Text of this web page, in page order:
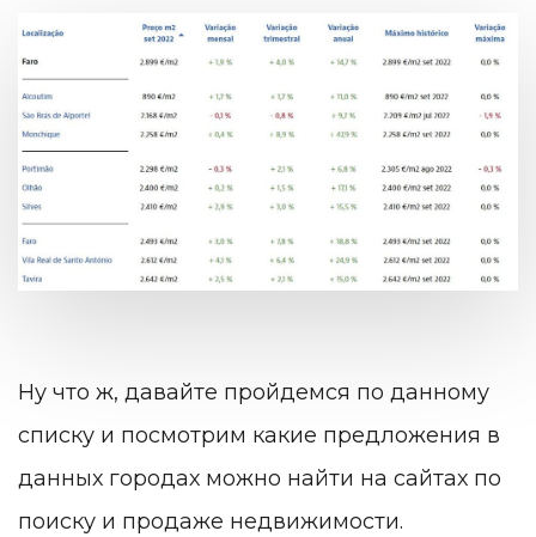
Ну что ж, давайте пройдемся по данному
списку и посмотрим какие предложения в
данных городах можно найти на сайтах по
поиску и продаже недвижимости.